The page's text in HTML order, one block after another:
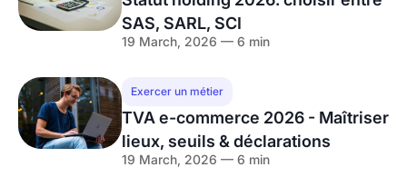
SAS, SARL, SCI
19 March, 2026 — 6 min
Exercer un métier
TVA e-commerce 2026 - Maîtriser
lieux, seuils & déclarations
19 March, 2026 — 6 min